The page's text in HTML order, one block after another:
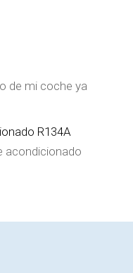
de mi coche ya
acondicionado